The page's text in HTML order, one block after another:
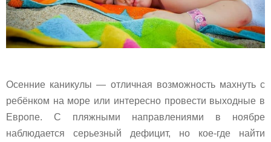
Осенние каникулы — отличная возможность махнуть с
ребёнком на море или интересно провести выходные в
Европе. С пляжными направлениями в ноябре
наблюдается серьезный дефицит, но кое-где найти